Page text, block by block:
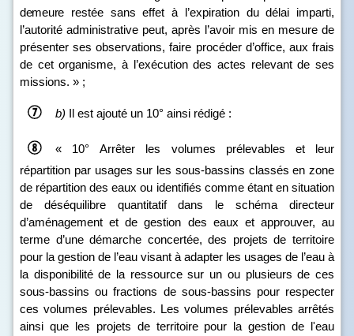
demeure restée sans effet à l’expiration du délai imparti,
l’autorité administrative peut, après l’avoir mis en mesure de
présenter ses observations, faire procéder d’office, aux frais
de cet organisme, à l’exécution des actes relevant de ses
missions. » ;
b) Il est ajouté un 10° ainsi rédigé :
« 10° Arrêter les volumes prélevables et leur
répartition par usages sur les sous‑bassins classés en zone
de répartition des eaux ou identifiés comme étant en situation
de déséquilibre quantitatif dans le schéma directeur
d’aménagement et de gestion des eaux et approuver, au
terme d’une démarche concertée, des projets de territoire
pour la gestion de l’eau visant à adapter les usages de l’eau à
la disponibilité de la ressource sur un ou plusieurs de ces
sous‑bassins ou fractions de sous‑bassins pour respecter
ces volumes prélevables. Les volumes prélevables arrêtés
ainsi que les projets de territoire pour la gestion de l'eau